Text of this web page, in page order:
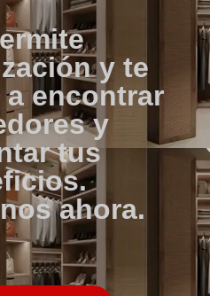
y te
encontrar
y
tus
ahora.